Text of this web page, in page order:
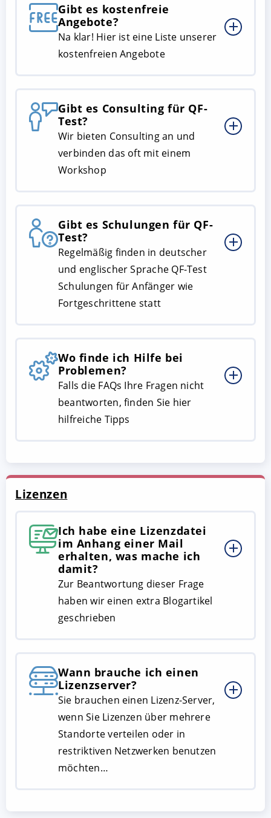
Gibt es kostenfreie
Angebote?
Na klar! Hier ist eine Liste unserer
kostenfreien Angebote
Gibt es Consulting für QF-
Test?
Wir bieten Consulting an und
verbinden das oft mit einem
Workshop
Gibt es Schulungen für QF-
Test?
Regelmäßig finden in deutscher
und englischer Sprache QF-Test
Schulungen für Anfänger wie
Fortgeschrittene statt
Wo finde ich Hilfe bei
Problemen?
Falls die FAQs Ihre Fragen nicht
beantworten, finden Sie hier
hilfreiche Tipps
Lizenzen
Ich habe eine Lizenzdatei
im Anhang einer Mail
erhalten, was mache ich
damit?
Zur Beantwortung dieser Frage
haben wir einen extra Blogartikel
geschrieben
Wann brauche ich einen
Lizenzserver?
Sie brauchen einen Lizenz-Server,
wenn Sie Lizenzen über mehrere
Standorte verteilen oder in
restriktiven Netzwerken benutzen
möchten…